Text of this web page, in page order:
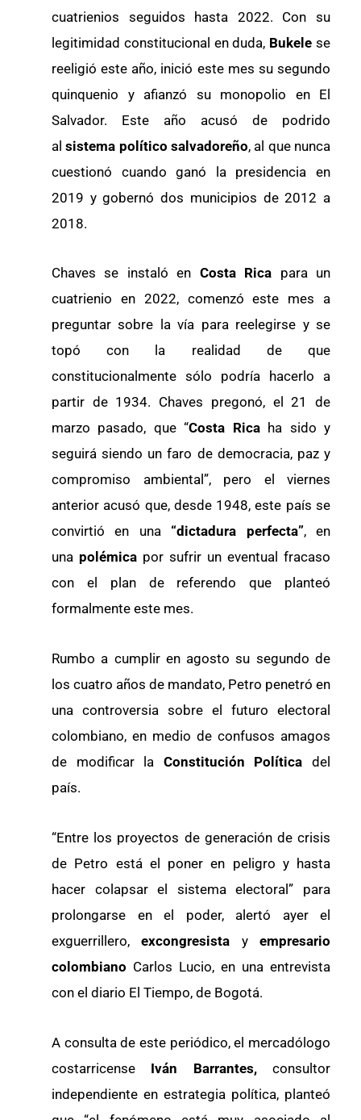
cuatrienios seguidos hasta 2022. Con su
legitimidad constitucional en duda, Bukele se
reeligió este año, inició este mes su segundo
quinquenio y afianzó su monopolio en El
Salvador. Este año acusó de podrido
alsistema político salvadoreño, al que nunca
cuestionó cuando ganó la presidencia en
2019 y gobernó dos municipios de 2012 a
2018.
Chaves se instaló en Costa Rica para un
cuatrienio en 2022, comenzó este mes a
preguntar sobre la vía para reelegirse y se
topó con la realidad de que
constitucionalmente sólo podría hacerlo a
partir de 1934. Chaves pregonó, el 21 de
marzo pasado, que “Costa Ricaha sido y
seguirá siendo un faro de democracia, paz y
compromiso ambiental”, pero el viernes
anterior acusó que, desde 1948, este país se
convirtió en una “dictadura perfecta”, en
una polémica por sufrir un eventual fracaso
con el plan de referendo que planteó
formalmente este mes.
Rumbo a cumplir en agosto su segundo de
los cuatro años de mandato, Petro penetró en
una controversia sobre el futuro electoral
colombiano, en medio de confusos amagos
de modificar la Constitución Política del
país.
“Entre los proyectos de generación de crisis
de Petro está el poner en peligro y hasta
hacer colapsar el sistema electoral” para
prolongarse en el poder, alertó ayer el
exguerrillero,excongresista yempresario
colombiano Carlos Lucio, en una entrevista
con el diario El Tiempo, de Bogotá.
A consulta de este periódico, el mercadólogo
costarricense Iván Barrantes,consultor
independiente en estrategia política, planteó